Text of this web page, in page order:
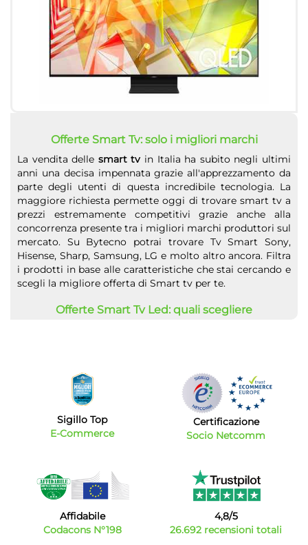
Offerte Smart Tv: solo i migliori marchi
La vendita delle smart tvin Italia ha subito negli ultimi
anni una decisa impennata grazie all'apprezzamento da
parte degli utenti di questa incredibile tecnologia. La
maggiore richiesta permette oggi di trovare smart tv a
prezzi estremamente competitivi grazie anche alla
concorrenza presente tra i migliori marchi produttori sul
mercato. Su Bytecno potrai trovare Tv Smart Sony,
Hisense, Sharp, Samsung, LG e molto altro ancora. Filtra
i prodotti in base alle caratteristiche che stai cercando e
scegli la migliore offerta di Smart tv per te.
Offerte Smart Tv Led: quali scegliere
nella riproduzione dell'immagine e una maggiore durata
nel tempo del prodotto che sono decisamente più
affidabili e efficienti di quelli con tecnologia LCD. Guarda
il nostro catalogo e scegli una Smart Tv trale offerte
sempre in aggiornamento.
prezzidei televisori smart tv sono oggi talmente
competitivi che spesso sono comparabili a quelli di una
tv tradizionale. Questi dispositivi di ultima generazione
non solo permettono di connettersi a internet per
utilizzare le più importanti app di streaming ma ti
Sigillo Top
E-Commerce
Certificazione
Socio Netcomm
Affidabile
Codacons N°198
4,8/5
26.692 recensioni totali